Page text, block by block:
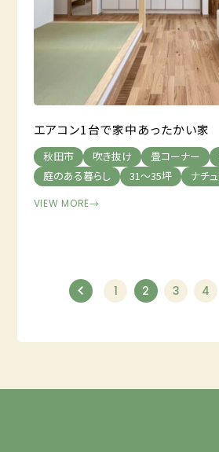
エアコン1台で家中あったかい家
秋田市 吹き抜け 畳コーナー
庭のある暮らし
31～35坪 ナチ
VIEW MORE→
1 2 3 4